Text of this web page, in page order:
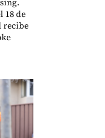
18 de
recibe